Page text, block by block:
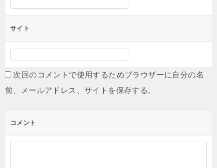
サイト
次回のコメントで使用するためブラウザーに自分の名
前、メールアドレス、サイトを保存する。
コメント